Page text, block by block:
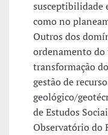
susceptibilidade
como no
Outros dos
ordenamento do
transformação
gestão de
geológico/
de Estudos
Observatório do